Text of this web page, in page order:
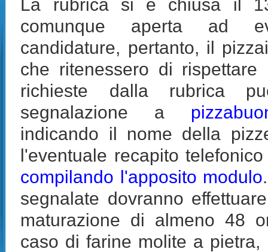
La rubrica si è chiusa il
comunque aperta ad
candidature, pertanto, il
che ritenessero di rispettare
richieste dalla rubrica
segnalazione a
indicando il nome della
l'eventuale recapito
compilando l'apposito modulo
segnalate dovranno
maturazione di almeno 48
caso di farine molite a pietra,